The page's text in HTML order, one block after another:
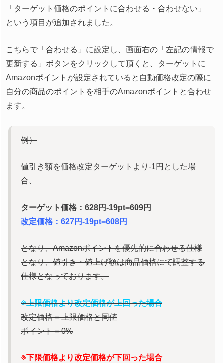
「ターゲット価格のポイントに合わせる・合わせない」
という項目が追加されました。
こちらで「合わせる」に設定し、画面右の「左記の情報で
更新する」ボタンをクリックして頂くと、ターゲットに
Amazonポイントが設定されていると自動価格改定の際に
自分の商品のポイントを相手のAmazonポイントと合わせ
ます。
例）
値引き額を価格改定ターゲットより-1円とした場
合、
ターゲット価格：628円-19pt=609円
改定価格：627円-19pt=608円
となり、Amazonポイントを優先的に合わせる仕様
となり、値引き・値上げ額は商品価格にて調整する
仕様となっております。
※上限価格より改定価格が上回った場合
改定価格 = 上限価格と同値
ポイント = 0%
※下限価格より改定価格が下回った場合